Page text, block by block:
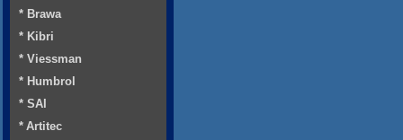
* Brawa
* Kibri
* Viessman
* Humbrol
* SAI
* Artitec